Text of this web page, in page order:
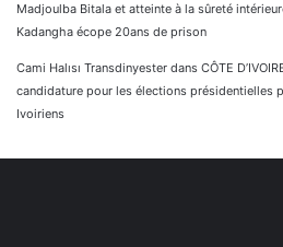
Madjoulba Bitala et atteinte à la sûreté
Kadangha écope 20ans de prison
Cami Halısı Transdinyester dans CÔTE
candidature pour les élections présidentielles
Ivoiriens